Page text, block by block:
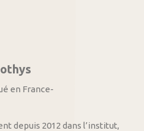
en France-
depuis 2012 dans l’institut,